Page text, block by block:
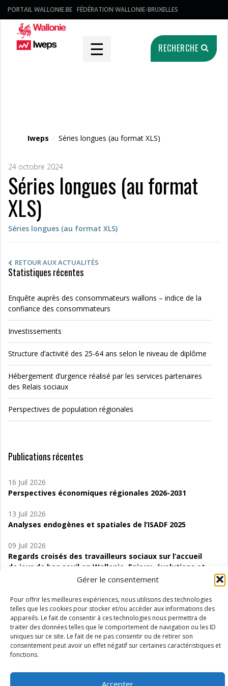
Gérer le consentement
Pour offrir les meilleures expériences, nous utilisons des technologies
telles que les cookies pour stocker et/ou accéder aux informations des
appareils. Le fait de consentir à ces technologies nous permettra de
traiter des données telles que le comportement de navigation ou les ID
uniques sur ce site. Le fait de ne pas consentir ou de retirer son
consentement peut avoir un effet négatif sur certaines caractéristiques et
fonctions.
Accepter
PORTAIL WALLONIE.BE FÉDÉRATION WALLONIE-BRUXELLES
☰ RECHERCHE
Iweps / Séries longues (au format XLS)
24 octobre 2024
Séries longues (au format
XLS)
Séries longues (au format XLS)
RETOUR AUX ACTUALITÉS
Statistiques récentes
Enquête auprès des consommateurs wallons – indice de la
confiance des consommateurs
Investissements
Structure d’activité des 25-64 ans selon le niveau de diplôme
Hébergement d’urgence réalisé par les services partenaires
des Relais sociaux
Perspectives de population régionales
Publications récentes
16 Juil 2026
Perspectives économiques régionales 2026-2031
13 Juil 2026
Analyses endogènes et spatiales de l’ISADF 2025
09 Juil 2026
Regards croisés des travailleurs sociaux sur l’accueil
de jour de bas seuil en Wallonie. Enjeux, évolutions et
06 Juil 2026
Étude d’évaluabilité des Structures
d’accompagnement à l’autocréation d’emploi (SAACE)
01 Juil 2026
Pénurie du personnel infirmier :quels indicateurs
Wallonie ?